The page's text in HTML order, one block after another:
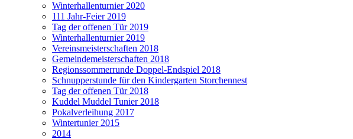
Winterhallenturnier 2020
111 Jahr-Feier 2019
Tag der offenen Tür 2019
Winterhallenturnier 2019
Vereinsmeisterschaften 2018
Gemeindemeisterschaften 2018
Regionssommerrunde Doppel-Endspiel 2018
Schnupperstunde für den Kindergarten Storchennest
Tag der offenen Tür 2018
Kuddel Muddel Tunier 2018
Pokalverleihung 2017
Wintertunier 2015
2014